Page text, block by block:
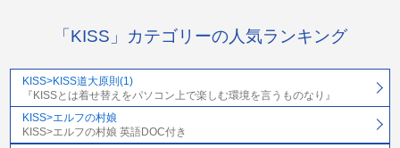
「KISS」カテゴリーの人気ランキング
KISS>KISS道大原則(1)
『KISSとは着せ替えをパソコン上で楽しむ環境を言うものなり』
KISS>エルフの村娘
KISS>エルフの村娘 英語DOC付き